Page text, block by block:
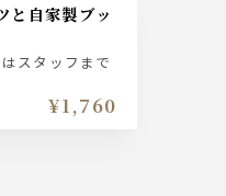
スタッフまで
¥1,760